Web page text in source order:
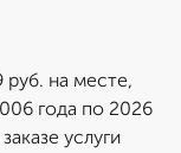
на месте,
года по 2026
услуги